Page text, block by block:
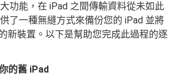
功能，在 iPad 之間傳輸資料從未如此
了一種無縫方式來備份您的 iPad 並將
新裝置。以下是幫助您完成此過程的逐
的舊 iPad